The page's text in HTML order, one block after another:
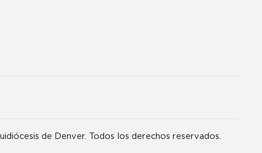
de Denver. Todos los derechos reservados.